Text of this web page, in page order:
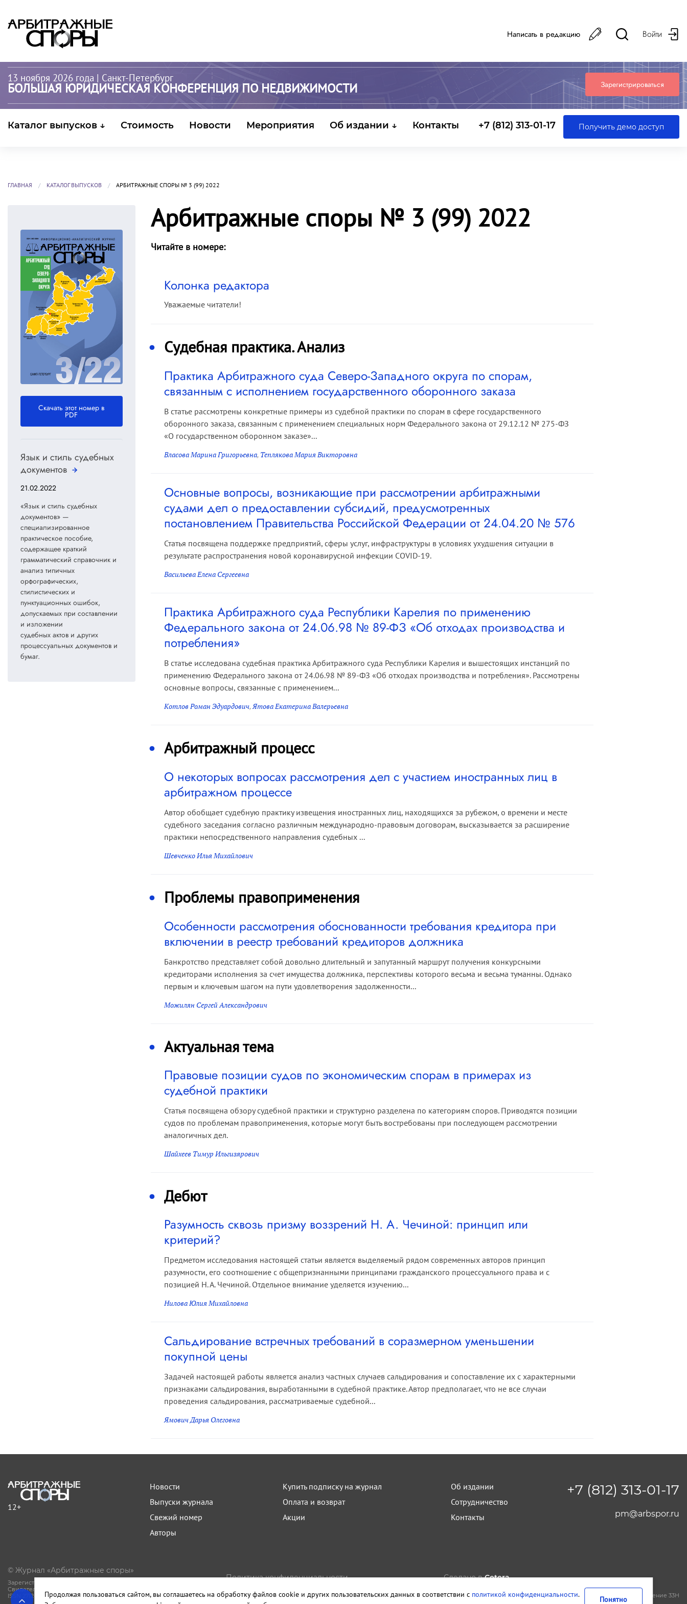
Написать в редакцию Войти
13 ноября 2026 года | Санкт-Петербург
БОЛЬШАЯ ЮРИДИЧЕСКАЯ КОНФЕРЕНЦИЯ ПО НЕДВИЖИМОСТИ Зарегистрироваться
Каталог выпусков ↓ Стоимость Новости Мероприятия Об издании ↓ Контакты +7 (812) 313-01-17 Получить демо доступ
ГЛАВНАЯ КАТАЛОГ ВЫПУСКОВ АРБИТРАЖНЫЕ СПОРЫ № 3 (99) 2022
Скачать этот номер в
PDF
Язык и стиль судебных
документов
21.02.2022
«Язык и стиль судебных
документов» —
специализированное
практическое пособие,
содержащее краткий
грамматический справочник и
анализ типичных
орфографических,
стилистических и
пунктуационных ошибок,
допускаемых при составлении
и изложении
судебных актов и других
процессуальных документов и
бумаг.
Арбитражные споры № 3 (99) 2022
Читайте в номере:
Колонка редактора
Уважаемые читатели!
Судебная практика. Анализ
Практика Арбитражного суда Северо-Западного округа по спорам,
связанным с исполнением государственного оборонного заказа
В статье рассмотрены конкретные примеры из судебной практики по спорам в сфере государственного
оборонного заказа, связанным с применением специальных норм Федерального закона от 29.12.12 № 275-ФЗ
«О государственном оборонном заказе»...
Власова Марина Григорьевна, Теплякова Мария Викторовна
Основные вопросы, возникающие при рассмотрении арбитражными
судами дел о предоставлении субсидий, предусмотренных
постановлением Правительства Российской Федерации от 24.04.20 № 576
Статья посвящена поддержке предприятий, сферы услуг, инфраструктуры в условиях ухудшения ситуации в
результате распространения новой коронавирусной инфекции COVID-19.
Васильева Елена Сергеевна
Практика Арбитражного суда Республики Карелия по применению
Федерального закона от 24.06.98 № 89-ФЗ «Об отходах производства и
потребления»
В статье исследована судебная практика Арбитражного суда Республики Карелия и вышестоящих инстанций по
применению Федерального закона от 24.06.98 № 89-ФЗ «Об отходах производства и потребления». Рассмотрены
основные вопросы, связанные с применением...
Котлов Роман Эдуардович,Ятова Екатерина Валерьевна
Арбитражный процесс
О некоторых вопросах рассмотрения дел с участием иностранных лиц в
арбитражном процессе
Автор обобщает судебную практику извещения иностранных лиц, находящихся за рубежом, о времени и месте
судебного заседания согласно различным международно-правовым договорам, высказывается за расширение
практики непосредственного направления судебных ...
Шевченко Илья Михайлович
Проблемы правоприменения
Особенности рассмотрения обоснованности требования кредитора при
включении в реестр требований кредиторов должника
Банкротство представляет собой довольно длительный и запутанный маршрут получения конкурсными
кредиторами исполнения за счет имущества должника, перспективы которого весьма и весьма туманны. Однако
первым и ключевым шагом на пути удовлетворения задолженности...
Можилян Сергей Александрович
Актуальная тема
Правовые позиции судов по экономическим спорам в примерах из
судебной практики
Статья посвящена обзору судебной практики и структурно разделена по категориям споров. Приводятся позиции
судов по проблемам правоприменения, которые могут быть востребованы при последующем рассмотрении
аналогичных дел.
Шайхеев Тимур Ильгизярович
Дебют
Разумность сквозь призму воззрений Н. А. Чечиной: принцип или
критерий?
Предметом исследования настоящей статьи является выделяемый рядом современных авторов принцип
разумности, его соотношение с общепризнанными принципами гражданского процессуального права и с
позицией Н. А. Чечиной. Отдельное внимание уделяется изучению...
Нилова Юлия Михайловна
Сальдирование встречных требований в соразмерном уменьшении
покупной цены
Задачей настоящей работы является анализ частных случаев сальдирования и сопоставление их с характерными
признаками сальдирования, выработанными в судебной практике. Автор предполагает, что не все случаи
проведения сальдирования, рассматриваемые судебной...
Ямович Дарья Олеговна
12+
Новости
Выпуски журнала
Свежий номер
Авторы
Купить подписку на журнал
Оплата и возврат
Акции
Об издании
Сотрудничество
Контакты
+7 (812) 313-01-17
pm@arbspor.ru
© Журнал «Арбитражные споры»
Зарегистрирован Роскомнадзором.
Свидетельство Эл № ФС77-81594 от 06.08.2021.
ISSN 2712-9292
Политика конфиденциальности
Правила использования материалов сайта
Сделано вCetera
Санкт-Петербург,Петроградская набережная, дом 22, литера А, помещение 33Н
Продолжая пользоваться сайтом, вы соглашаетесь на обработку файлов cookie и других пользовательских данных в соответствии с политикой конфиденциальности.
Понятно